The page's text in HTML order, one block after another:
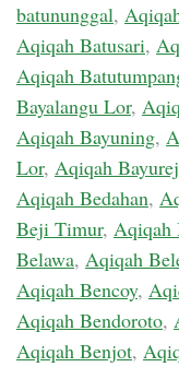
batununggal,
Aqiqah Batusari,
Aqiqah
Bayalangu Lor,
Aqiqah Bayuning,
Lor, Aqiqah
Aqiqah Bedahan,
Beji Timur, Aqiqah
Belawa, Aqiqah
Aqiqah Bencoy,
Aqiqah Bendoroto,
Aqiqah Benjot,